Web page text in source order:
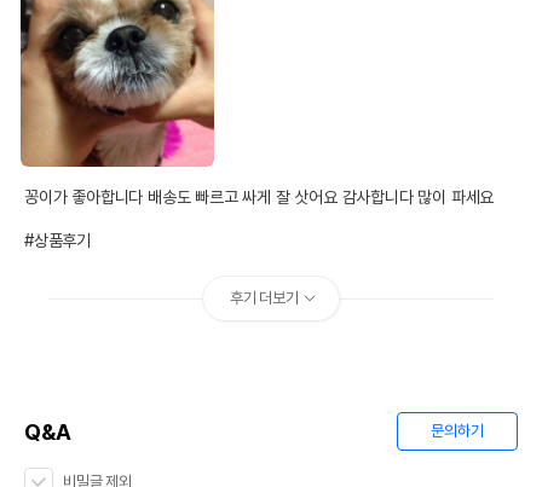
상품 필수 정보
꽁이가 좋아합니다 배송도 빠르고 싸게 잘 삿어요 감사합니다 많이 파세요
#상품후기
후기 더보기
Q&A 문의하기
비밀글 제외